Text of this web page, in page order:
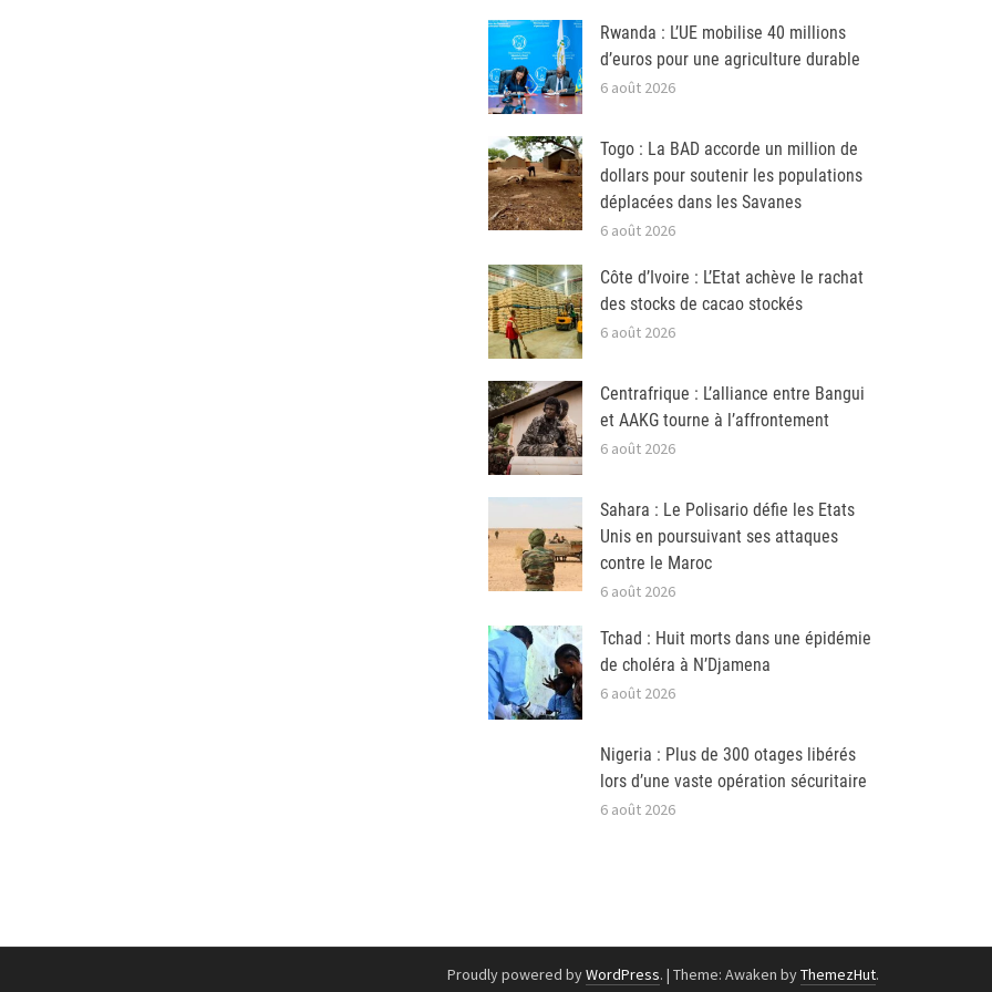
Rwanda : L’UE mobilise 40 millions
d’euros pour une agriculture durable
6 août 2026
Togo : La BAD accorde un million de
dollars pour soutenir les populations
déplacées dans les Savanes
6 août 2026
Côte d’Ivoire : L’Etat achève le rachat
des stocks de cacao stockés
6 août 2026
Centrafrique : L’alliance entre Bangui
et AAKG tourne à l’affrontement
6 août 2026
Sahara : Le Polisario défie les Etats
Unis en poursuivant ses attaques
contre le Maroc
6 août 2026
Tchad : Huit morts dans une épidémie
de choléra à N’Djamena
6 août 2026
Nigeria : Plus de 300 otages libérés
lors d’une vaste opération sécuritaire
6 août 2026
Proudly powered byWordPress. | Theme: Awaken byThemezHut.